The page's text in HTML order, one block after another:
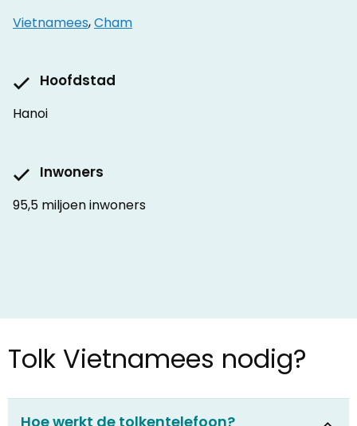
Vietnamees,Cham
Hoofdstad
Hanoi
Inwoners
95,5 miljoen inwoners
Tolk Vietnamees nodig?
Hoe werkt de tolkentelefoon?